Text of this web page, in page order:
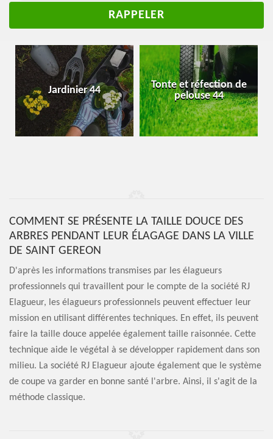
Jardinier 44
Tonte et réfection de
pelouse 44
COMMENT SE PRÉSENTE LA TAILLE DOUCE DES
ARBRES PENDANT LEUR ÉLAGAGE DANS LA VILLE
DE SAINT GEREON
D'après les informations transmises par les élagueurs
professionnels qui travaillent pour le compte de la société RJ
Elagueur, les élagueurs professionnels peuvent effectuer leur
mission en utilisant différentes techniques. En effet, ils peuvent
faire la taille douce appelée également taille raisonnée. Cette
technique aide le végétal à se développer rapidement dans son
milieu. La société RJ Elagueur ajoute également que le système
de coupe va garder en bonne santé l'arbre. Ainsi, il s'agit de la
méthode classique.